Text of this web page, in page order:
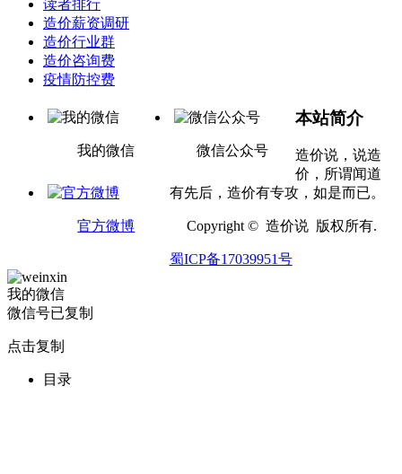
读者排行
造价薪资调研
造价行业群
造价咨询费
疫情防控费
我的微信 微信公众号
官方微博
本站简介
造价说，说造
价，所谓闻道
有先后，造价有专攻，如是而已。
Copyright © 造价说 版权所有.
蜀ICP备17039951号
我的微信
微信号已复制
点击复制
目录